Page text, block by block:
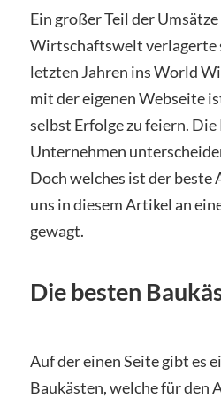
Ein großer Teil der
Wirtschaftswelt verlagerte
letzten Jahren ins World
mit der eigenen Webseite
selbst Erfolge zu feiern.
Unternehmen
Doch welches ist der beste
uns in diesem Artikel an
gewagt.
Die besten
Auf der einen Seite gibt es
Baukästen, welche für den